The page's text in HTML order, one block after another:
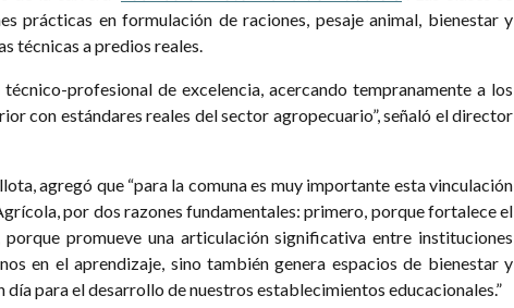
prácticas en formulación de raciones, pesaje animal, bienestar y
técnicas a predios reales.
profesional de excelencia, acercando tempranamente a los
con estándares reales del sector agropecuario”, señaló el director
agregó que “para la comuna es muy importante esta vinculación
por dos razones fundamentales: primero, porque fortalece el
promueve una articulación significativa entre instituciones
en el aprendizaje, sino también genera espacios de bienestar y
para el desarrollo de nuestros establecimientos educacionales.”